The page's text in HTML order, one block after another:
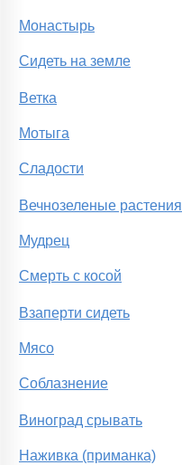
Монастырь
Сидеть на земле
Ветка
Мотыга
Сладости
Вечнозеленые растения
Мудрец
Смерть с косой
Взаперти сидеть
Мясо
Соблазнение
Виноград срывать
Наживка (приманка)